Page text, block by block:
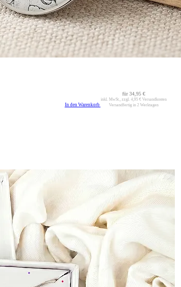
In den Warenkorb
für34,95 €
inkl. MwSt., zzgl. 4,95 €Versandkosten
Versandfertig in 2 Werktagen